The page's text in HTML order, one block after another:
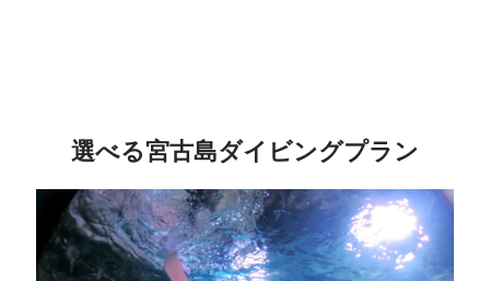
選べる宮古島ダイビングプラン